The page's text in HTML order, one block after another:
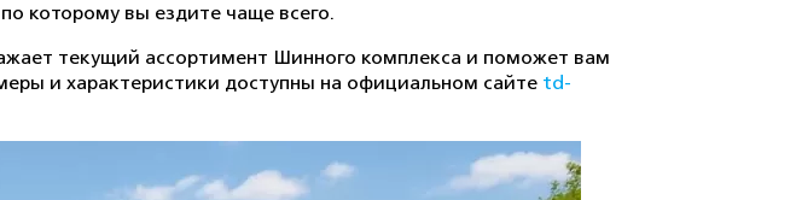
которому вы ездите чаще всего.
текущий ассортимент Шинного комплекса и поможет вам
и характеристики доступны на официальном сайте td-